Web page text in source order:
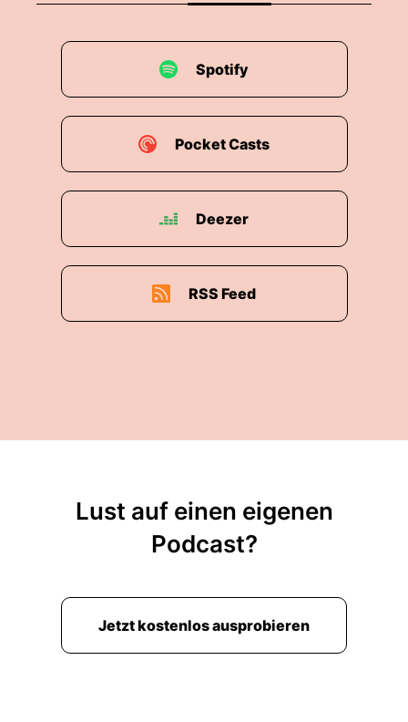
Spotify
Pocket Casts
Deezer
RSS Feed
Lust auf einen eigenen
Podcast?
Jetzt kostenlos ausprobieren